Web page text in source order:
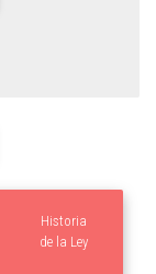
Historia
de la Ley